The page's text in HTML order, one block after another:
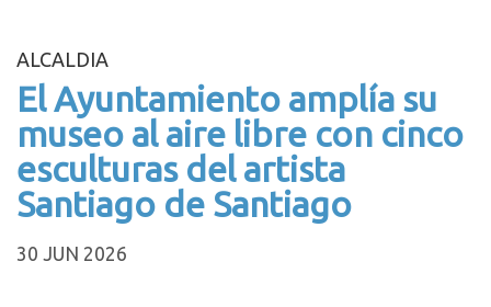
ALCALDIA
El Ayuntamiento amplía su
museo al aire libre con cinco
esculturas del artista
Santiago de Santiago
30 JUN 2026